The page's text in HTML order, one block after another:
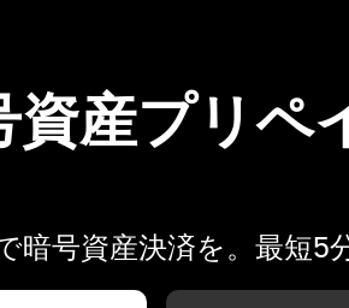
資産プリペ
暗号資産決済を。最短5